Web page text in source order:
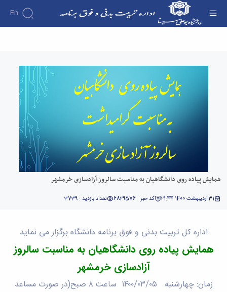
En
آزادسازی خرمشهر - اداره تربیت بدنی
همایش پیاده روی دانشگاهیان به مناسبت سالروز آزادسازی خرمشهر
31 اردیبهشت 1400 21:44 کد خبر : 6829576 تعداد بازدید : 3739
اداره کل تربیت بدنی و فوق برنامه دانشگاه برگزار می نماید
همایش پیاده روی دانشگاهیان به مناسبت سالروز
آزادسازی خرمشهر
زمان: چهارشنبه ۱۴۰۰/۰۳/۰۵ ساعت ۸ صبح(در صورت مساعد